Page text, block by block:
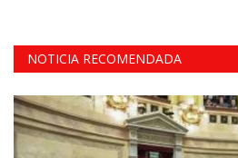
NOTICIA RECOMENDADA